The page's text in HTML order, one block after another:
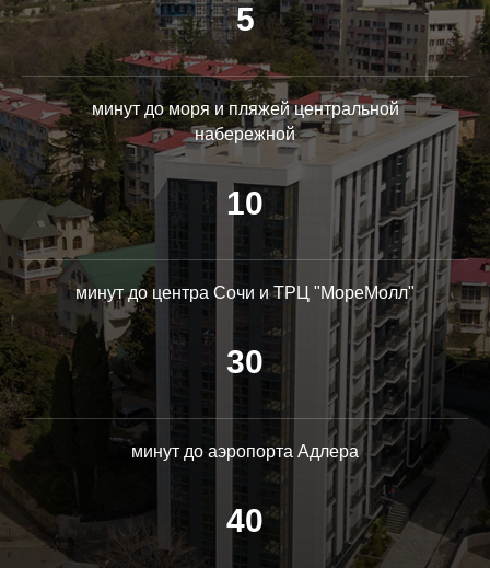
5
минут до моря и пляжей центральной
набережной
10
минут до центра Сочи и ТРЦ "МореМолл"
30
минут до аэропорта Адлера
40